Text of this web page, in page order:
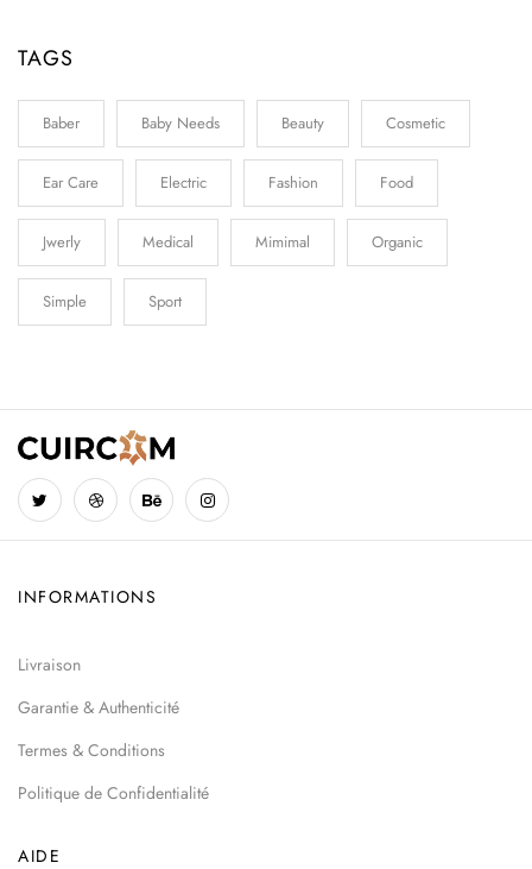
TAGS
Baber Baby Needs Beauty Cosmetic
Ear Care Electric Fashion Food
Jwerly Medical Mimimal Organic
Simple Sport
INFORMATIONS
Livraison
Garantie & Authenticité
Termes & Conditions
Politique de Confidentialité
AIDE